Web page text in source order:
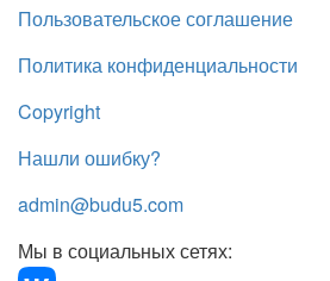
Пользовательское соглашение
Политика конфиденциальности
Copyright
Нашли ошибку?
admin@budu5.com
Мы в социальных сетях: